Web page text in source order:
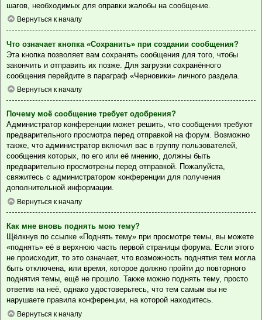
шагов, необходимых для оправки жалобы на сообщение.
Вернуться к началу
Что означает кнопка «Сохранить» при создании сообщения?
Эта кнопка позволяет вам сохранять сообщения для того, чтобы
закончить и отправить их позже. Для загрузки сохранённого
сообщения перейдите в параграф «Черновики» личного раздела.
Вернуться к началу
Почему моё сообщение требует одобрения?
Администратор конференции может решить, что сообщения требуют
предварительного просмотра перед отправкой на форум. Возможно
также, что администратор включил вас в группу пользователей,
сообщения которых, по его или её мнению, должны быть
предварительно просмотрены перед отправкой. Пожалуйста,
свяжитесь с администратором конференции для получения
дополнительной информации.
Вернуться к началу
Как мне вновь поднять мою тему?
Щёлкнув по ссылке «Поднять тему» при просмотре темы, вы можете
«поднять» её в верхнюю часть первой страницы форума. Если этого
не происходит, то это означает, что возможность поднятия тем могла
быть отключена, или время, которое должно пройти до повторного
поднятия темы, ещё не прошло. Также можно поднять тему, просто
ответив на неё, однако удостоверьтесь, что тем самым вы не
нарушаете правила конференции, на которой находитесь.
Вернуться к началу